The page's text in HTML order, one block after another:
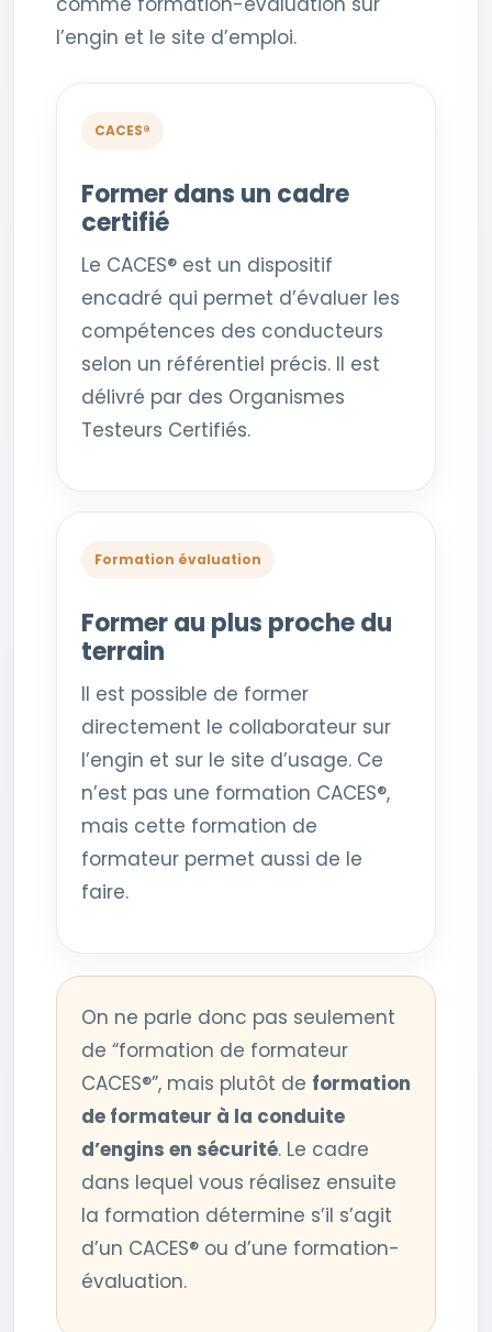
l’engin et le site d’emploi.
CACES®
Former dans un cadre
certifié
Le CACES® est un dispositif
encadré qui permet d’évaluer les
compétences des conducteurs
selon un référentiel précis. Il est
délivré par des Organismes
Testeurs Certifiés.
Formation évaluation
Former au plus proche du
terrain
Il est possible de former
directement le collaborateur sur
l’engin et sur le site d’usage. Ce
n’est pas une formation CACES®,
mais cette formation de
formateur permet aussi de le
faire.
On ne parle donc pas seulement
de “formation de formateur
CACES®”, mais plutôt de formation
de formateur à la conduite
d’engins en sécurité. Le cadre
dans lequel vous réalisez ensuite
la formation détermine s’il s’agit
d’un CACES® ou d’une formation-
évaluation.